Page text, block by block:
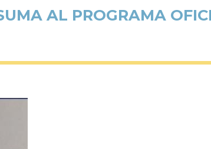
AL PROGRAMA